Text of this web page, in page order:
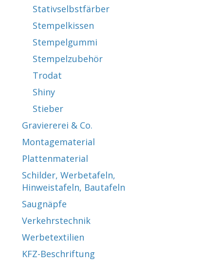
Stativselbstfärber
Stempelkissen
Stempelgummi
Stempelzubehör
Trodat
Shiny
Stieber
Graviererei & Co.
Montagematerial
Plattenmaterial
Schilder, Werbetafeln,
Hinweistafeln, Bautafeln
Saugnäpfe
Verkehrstechnik
Werbetextilien
KFZ-Beschriftung